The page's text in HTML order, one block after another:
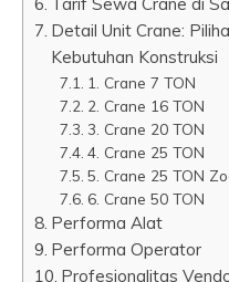
Detail Unit Crane:
Kebutuhan Konstruksi
1. Crane 7 TON
2. Crane 16 TON
3. Crane 20 TON
4. Crane 25 TON
5. Crane 25 TON
6. Crane 50 TON
Performa Alat
Performa Operator
Profesionalitas